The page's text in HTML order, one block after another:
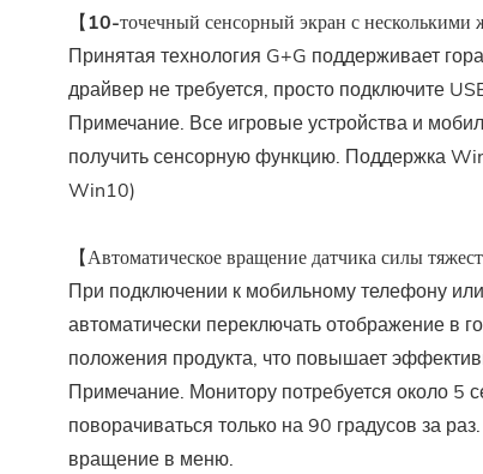
【10-точечный сенсорный экран с несколькими
Принятая технология G+G поддерживает
драйвер не требуется, просто подключите
Примечание. Все игровые устройства и
получить сенсорную функцию. Поддержка
Win10)
【Автоматическое вращение датчика силы
При подключении к мобильному телефону
автоматически переключать отображение в
положения продукта, что повышает
Примечание. Монитору потребуется около 5
поворачиваться только на 90 градусов за
вращение в меню.